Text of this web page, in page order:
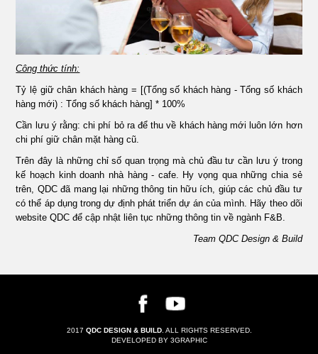
Công thức tính:
Tỷ lệ giữ chân khách hàng = [(Tổng số khách hàng - Tổng số khách
hàng mới) : Tổng số khách hàng] * 100%
Cần lưu ý rằng: chi phí bỏ ra để thu về khách hàng mới luôn lớn hơn
chi phí giữ chân mặt hàng cũ.
Trên đây là những chỉ số quan trọng mà chủ đầu tư cần lưu ý trong
kế hoạch kinh doanh nhà hàng - cafe. Hy vọng qua những chia sẻ
trên, QDC đã mang lại những thông tin hữu ích, giúp các chủ đầu tư
có thể áp dụng trong dự định phát triển dự án của mình. Hãy theo dõi
website QDC để cập nhật liên tục những thông tin về ngành F&B.
Team QDC Design & Build
2017 QDC DESIGN & BUILD. ALL RIGHTS RESERVED.
DEVELOPED BY 3GRAPHIC